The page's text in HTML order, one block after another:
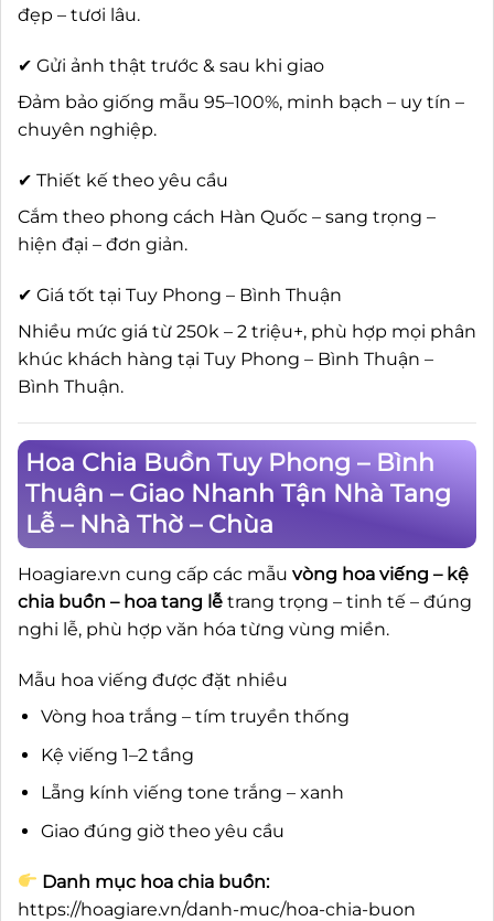
đẹp – tươi lâu.
✔ Gửi ảnh thật trước & sau khi giao
Đảm bảo giống mẫu 95–100%, minh bạch – uy tín –
chuyên nghiệp.
✔ Thiết kế theo yêu cầu
Cắm theo phong cách Hàn Quốc – sang trọng –
hiện đại – đơn giản.
✔ Giá tốt tại Tuy Phong – Bình Thuận
Nhiều mức giá từ 250k – 2 triệu+, phù hợp mọi phân
khúc khách hàng tại Tuy Phong – Bình Thuận –
Bình Thuận.
Hoa Chia Buồn Tuy Phong – Bình
Thuận – Giao Nhanh Tận Nhà Tang
Lễ – Nhà Thờ – Chùa
Hoagiare.vn cung cấp các mẫu vòng hoa viếng – kệ
chia buồn – hoa tang lễ trang trọng – tinh tế – đúng
nghi lễ, phù hợp văn hóa từng vùng miền.
Mẫu hoa viếng được đặt nhiều
Vòng hoa trắng – tím truyền thống
Kệ viếng 1–2 tầng
Lẵng kính viếng tone trắng – xanh
Giao đúng giờ theo yêu cầu
Danh mục hoa chia buồn:
https://hoagiare.vn/danh-muc/hoa-chia-buon